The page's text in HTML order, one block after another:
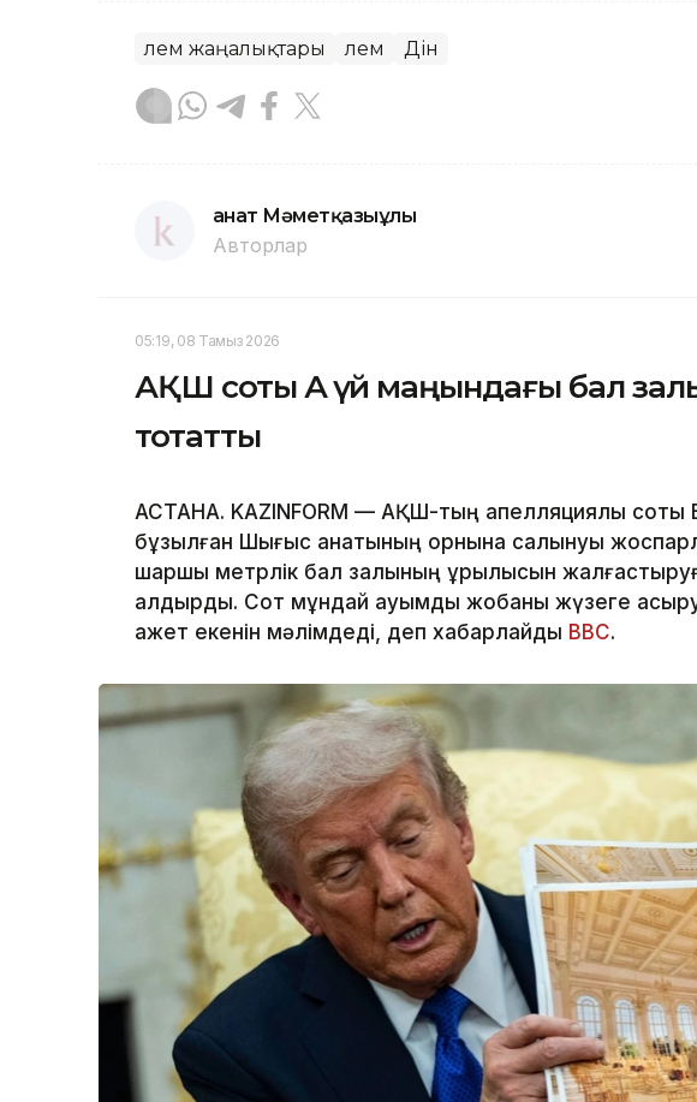
Әлем жаңалықтары Әлем Дін
Қанат Мәметқазыұлы
Авторлар
05:19, 08 Тамыз 2026
АҚШ соты Ақ үй маңындағы бал
тоқтатты
АСТАНА. KAZINFORM — АҚШ-тың апелляциялық соты
бұзылған Шығыс қанатының орнына салынуы
шаршы метрлік бал залының құрылысын
қалдырды. Сот мұндай ауқымды жобаны жүзеге асыру
қажет екенін мәлімдеді, деп хабарлайды BBC.